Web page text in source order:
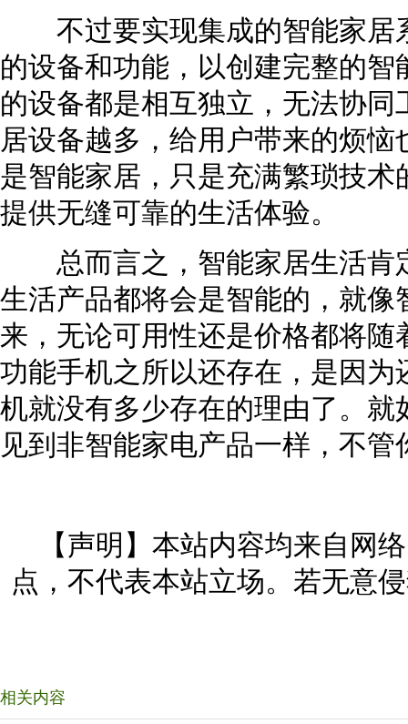
不过要实现集成的智能家居
的设备和功能，以创建完整的
的设备都是相互独立，无法协
居设备越多，给用户带来的烦
是智能家居，只是充满繁琐技
提供无缝可靠的生活体验。
总而言之，智能家居生活肯
生活产品都将会是智能的，就
来，无论可用性还是价格都将
功能手机之所以还存在，是因
机就没有多少存在的理由了。
见到非智能家电产品一样，不
【声明】本站内容均来自网
点，不代表本站立场。若无意
相关内容